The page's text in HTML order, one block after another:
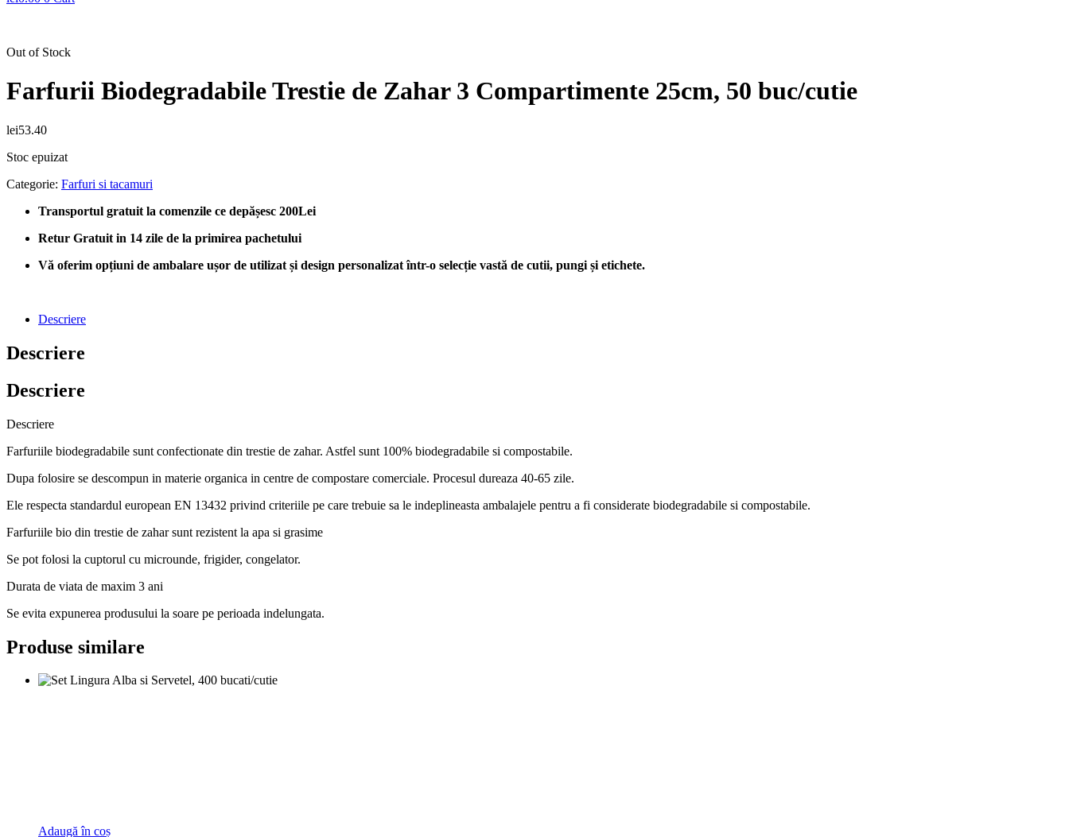
Out of Stock
Farfurii Biodegradabile Trestie de Zahar 3 Compartimente 25cm, 50 buc/cutie
lei53.40
Stoc epuizat
Categorie: Farfuri si tacamuri
Transportul gratuit la comenzile ce depășesc 200Lei
Retur Gratuit in 14 zile de la primirea pachetului
Vă oferim opțiuni de ambalare ușor de utilizat și design personalizat într-o selecție vastă de cutii, pungi și etichete.
Descriere
Descriere
Descriere
Descriere
Farfuriile biodegradabile sunt confectionate din trestie de zahar. Astfel sunt 100% biodegradabile si compostabile.
Dupa folosire se descompun in materie organica in centre de compostare comerciale. Procesul dureaza 40-65 zile.
Ele respecta standardul european EN 13432 privind criteriile pe care trebuie sa le indeplineasta ambalajele pentru a fi considerate biodegradabile si compostabile.
Farfuriile bio din trestie de zahar sunt rezistent la apa si grasime
Se pot folosi la cuptorul cu microunde, frigider, congelator.
Durata de viata de maxim 3 ani
Se evita expunerea produsului la soare pe perioada indelungata.
Produse similare
Adaugă în coș